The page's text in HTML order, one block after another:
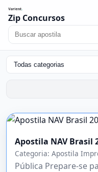
Zip Concursos
Apostila NAV Brasil
Categoria: Apostila
Pública Prepare-se